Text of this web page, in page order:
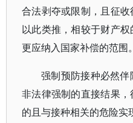
合法剥夺或限制，且征收
以此类推，相较于财产
更应纳入国家补偿的范围。
强制预防接种必然
非法律强制的直接结果
的且与接种相关的危险实